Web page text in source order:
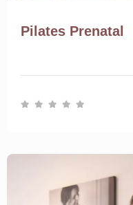
Pilates Prenatal